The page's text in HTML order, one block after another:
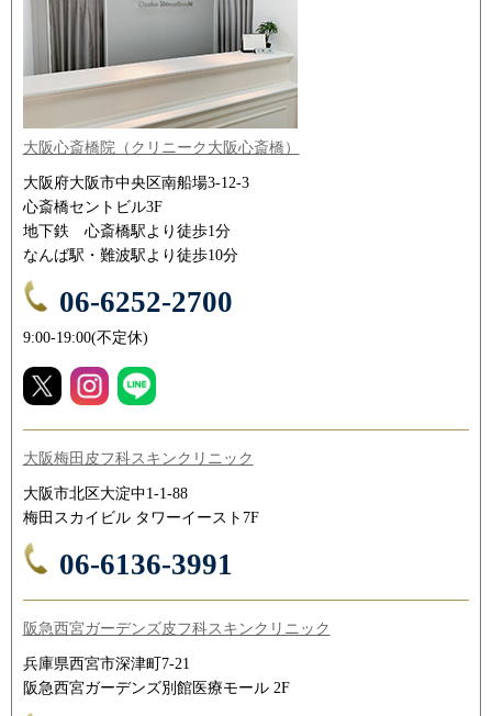
大阪心斎橋院（クリニーク大阪心斎橋）
大阪府大阪市中央区南船場3-12-3
心斎橋セントビル3F
地下鉄 心斎橋駅より徒歩1分
なんば駅・難波駅より徒歩10分
06-6252-2700
9:00-19:00(不定休)
大阪梅田皮フ科スキンクリニック
大阪市北区大淀中1-1-88
梅田スカイビル タワーイースト7F
06-6136-3991
阪急西宮ガーデンズ皮フ科スキンクリニック
兵庫県西宮市深津町7-21
阪急西宮ガーデンズ別館医療モール 2F